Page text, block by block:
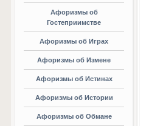
Афоризмы об
Гостеприимстве
Афоризмы об Играх
Афоризмы об Измене
Афоризмы об Истинах
Афоризмы об Истории
Афоризмы об Обмане